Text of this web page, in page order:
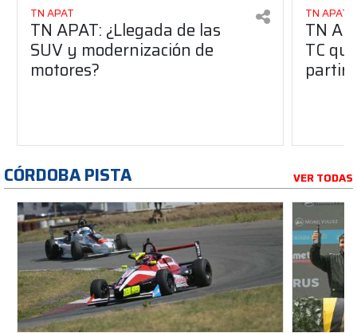
TN APAT
TN APAT: ¿Llegada de las
SUV y modernización de
motores?
TN APAT
TN
TC
partir
CÓRDOBA PISTA VER TODAS